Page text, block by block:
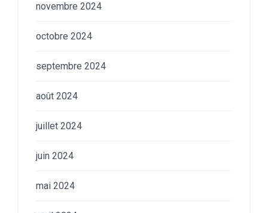
novembre 2024
octobre 2024
septembre 2024
août 2024
juillet 2024
juin 2024
mai 2024